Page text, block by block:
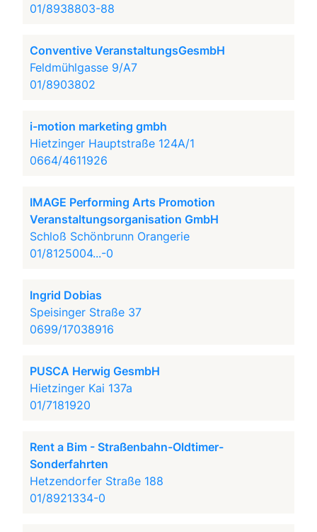
01/8938803-88
Conventive VeranstaltungsGesmbH
Feldmühlgasse 9/A7
01/8903802
i-motion marketing gmbh
Hietzinger Hauptstraße 124A/1
0664/4611926
IMAGE Performing Arts Promotion
Veranstaltungsorganisation GmbH
Schloß Schönbrunn Orangerie
01/8125004...-0
Ingrid Dobias
Speisinger Straße 37
0699/17038916
PUSCA Herwig GesmbH
Hietzinger Kai 137a
01/7181920
Rent a Bim - Straßenbahn-Oldtimer-
Sonderfahrten
Hetzendorfer Straße 188
01/8921334-0